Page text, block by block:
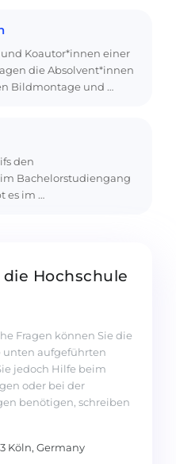
Koautor*innen einer
die Absolvent*innen
Bildmontage und …
den
Bachelorstudiengang
es im …
Hochschule
Fragen können Sie die
unten aufgeführten
jedoch Hilfe beim
oder bei der
benötigen, schreiben
Köln, Germany